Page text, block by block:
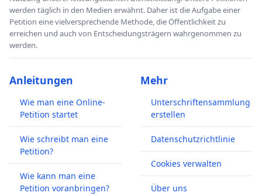
werden täglich in den Medien erwähnt. Daher ist die Aufgabe einer
Petition eine vielversprechende Methode, die Öffentlichkeit zu
erreichen und auch von Entscheidungsträgern wahrgenommen zu
werden.
Anleitungen
Wie man eine Online-
Petition startet
Wie schreibt man eine
Petition?
Wie kann man eine
Petition voranbringen?
Mehr
Unterschriftensammlung
erstellen
Datenschutzrichtlinie
Cookies verwalten
Über uns